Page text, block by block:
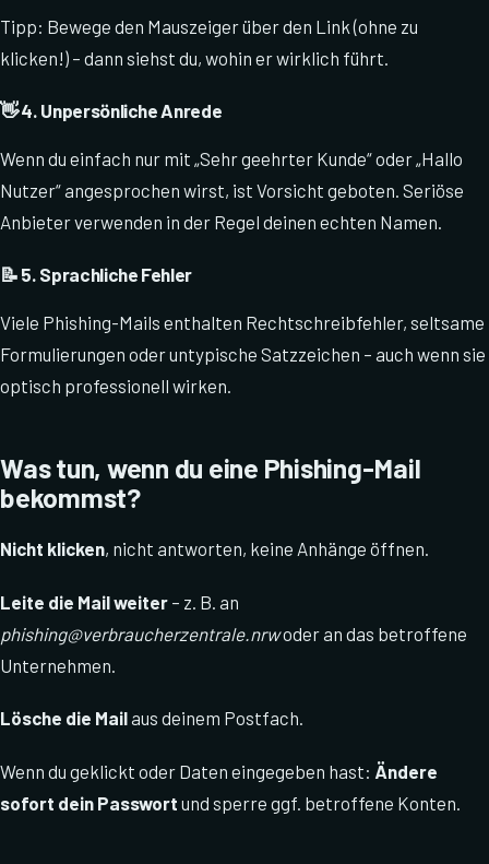
Tipp: Bewege den Mauszeiger über den Link (ohne zu
klicken!) – dann siehst du, wohin er wirklich führt.
👋 4. Unpersönliche Anrede
Wenn du einfach nur mit „Sehr geehrter Kunde“ oder „Hallo
Nutzer“ angesprochen wirst, ist Vorsicht geboten. Seriöse
Anbieter verwenden in der Regel deinen echten Namen.
📝 5. Sprachliche Fehler
Viele Phishing-Mails enthalten Rechtschreibfehler, seltsame
Formulierungen oder untypische Satzzeichen – auch wenn sie
optisch professionell wirken.
Was tun, wenn du eine Phishing-Mail
bekommst?
Nicht klicken, nicht antworten, keine Anhänge öffnen.
Leite die Mail weiter – z. B. an
phishing@verbraucherzentrale.nrwoder an das betroffene
Unternehmen.
Lösche die Mailaus deinem Postfach.
Wenn du geklickt oder Daten eingegeben hast: Ändere
sofort dein Passwort und sperre ggf. betroffene Konten.